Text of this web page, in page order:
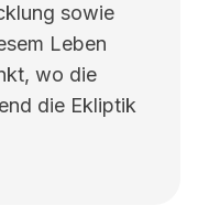
sowie
Leben
wo die
die Ekliptik